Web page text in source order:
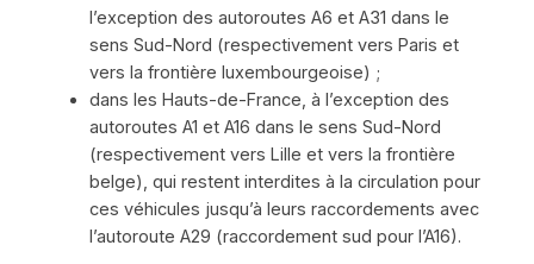
l’exception des autoroutes A6 et A31 dans le
sens Sud-Nord (respectivement vers Paris et
vers la frontière luxembourgeoise) ;
dans les Hauts-de-France, à l’exception des
autoroutes A1 et A16 dans le sens Sud-Nord
(respectivement vers Lille et vers la frontière
belge), qui restent interdites à la circulation pour
ces véhicules jusqu’à leurs raccordements avec
l’autoroute A29 (raccordement sud pour l’A16).